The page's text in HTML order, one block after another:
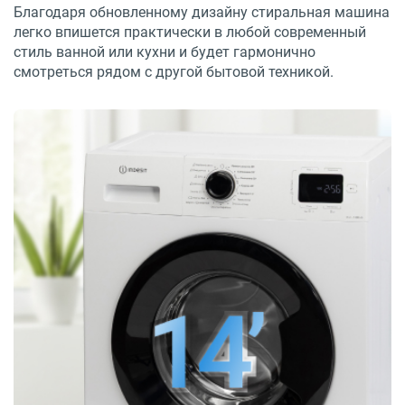
Благодаря обновленному дизайну стиральная машина
легко впишется практически в любой современный
стиль ванной или кухни и будет гармонично
смотреться рядом с другой бытовой техникой.